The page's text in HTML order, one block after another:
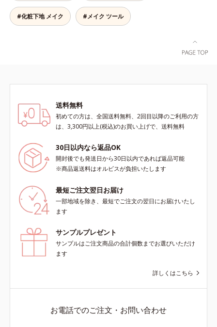
補整する、ピンクベージュカラーで
す。※オルビスのすべてのファンデ
ーションの下地としてご使用いただ
で、テカリや化粧くずれも防ぎま
す。クリームをなじませると、さら
さらの感触のパウダーに変化。まる
ョンのノリが格段にアップします。
#化粧下地 メイク #メイク ツール
送料無料
初めての方は、全国送料無料、2回目以降のご利用の方
は、3,300円以上(税込)のお買い上げで、送料無料
30日以内なら返品OK
開封後でも発送日から30日以内であれば返品可能
※商品返送料はオルビスが負担いたします
最短ご注文翌日お届け
一部地域を除き、最短でご注文の翌日にお届けいたし
ます
サンプルプレゼント
サンプルはご注文商品の合計個数までお選びいただけ
ます
詳しくはこちら
お電話でのご注文・お問い合わせ